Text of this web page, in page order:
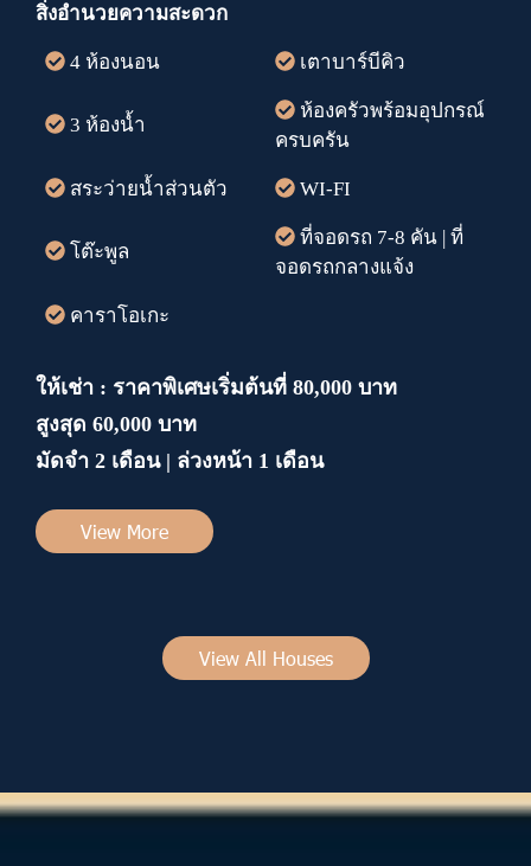
สิ่งอำนวยความสะดวก
4 ห้องนอน เตาบาร์บีคิว
3 ห้องน้ำ
ห้องครัวพร้อมอุปกรณ์
ครบครัน
สระว่ายน้ำส่วนตัว WI-FI
โต๊ะพูล
ที่จอดรถ 7-8 คัน | ที่
จอดรถกลางแจ้ง
คาราโอเกะ
ให้เช่า : ราคาพิเศษเริ่มต้นที่ 80,000 บาท
สูงสุด 60,000 บาท
มัดจำ 2 เดือน | ล่วงหน้า 1 เดือน
View More
View All Houses